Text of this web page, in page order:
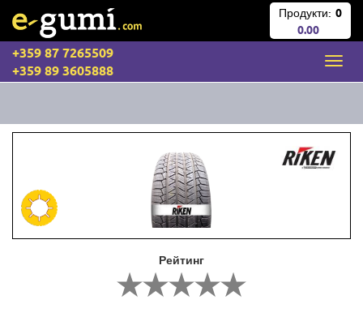
Продукти: 0
0.00
+359 87 7265509
+359 89 3605888
Рейтинг